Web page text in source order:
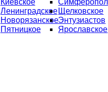
Киевское
Ленинградское
Новорязанское
Пятницкое
Щелковское
Энтузиастов
Ярославское